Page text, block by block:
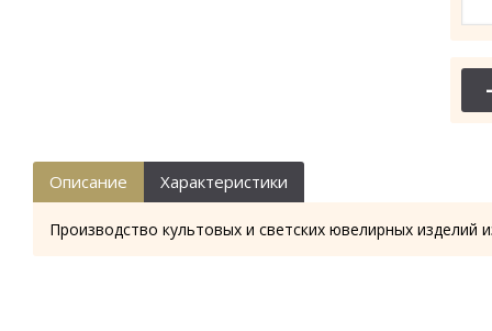
-
Описание Характеристики
Производство культовых и светских ювелирных изделий